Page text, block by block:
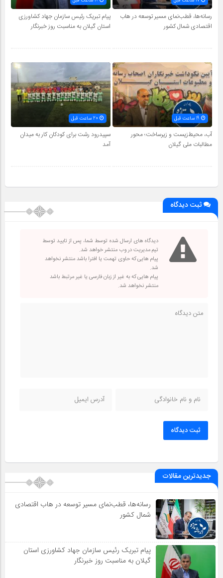
رسانه‌ها، قطب‌نمای مسیر توسعه در هاب
اقتصادی شمال كشور
پیام تبریک رئیس سازمان جهاد کشاورزی
استان گیلان به‌ مناسبت روز خبرنگار
آب، محیط‌زیست و زیرساخت؛ محور
مطالبات ملی گیلان
سپیدرود رشت برای کودکان کار به میدان
آمد
ثبت دیدگاه
دیدگاه های ارسال شده توسط شما، پس از تایید توسط
تیم مدیریت در وب منتشر خواهد شد.
پیام هایی که حاوی تهمت یا افترا باشد منتشر نخواهد
شد.
پیام هایی که به غیر از زبان فارسی یا غیر مرتبط باشد
منتشر نخواهد شد.
ثبت دیدگاه
جدیدترین مقالات
رسانه‌ها، قطب‌نمای مسیر توسعه در هاب اقتصادی
شمال كشور
پیام تبریک رئیس سازمان جهاد کشاورزی استان
گیلان به‌ مناسبت روز خبرنگار